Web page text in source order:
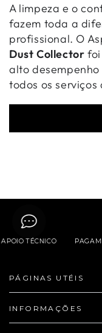
A limpeza e o
fazem toda a
profissional. O
Dust Collector
alto
todos os serviços
APOIO TÉCNICO
PÁGINAS UTÉIS
INFORMAÇÕES